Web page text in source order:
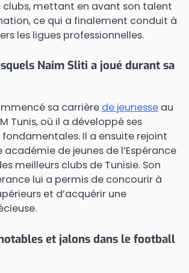
clubs, mettant en avant son talent
ce qui a finalement conduit à
les ligues professionnelles.
Naim Sliti a joué durant sa
sa carrière de jeunesse au
Tunis, où il a développé ses
Il a ensuite rejoint
de jeunes de l’Espérance
meilleurs clubs de Tunisie. Son
lui a permis de concourir à
et d’acquérir une
et jalons dans le football